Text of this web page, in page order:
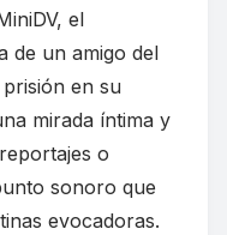
el
de un amigo del
en su
mirada íntima y
o
sonoro que
evocadoras.